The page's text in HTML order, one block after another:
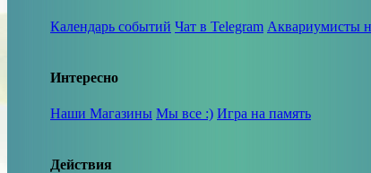
Календарь событий Чат в Telegram Аквариумисты
Интересно
Наши Магазины Мы все :) Игра на память
Действия